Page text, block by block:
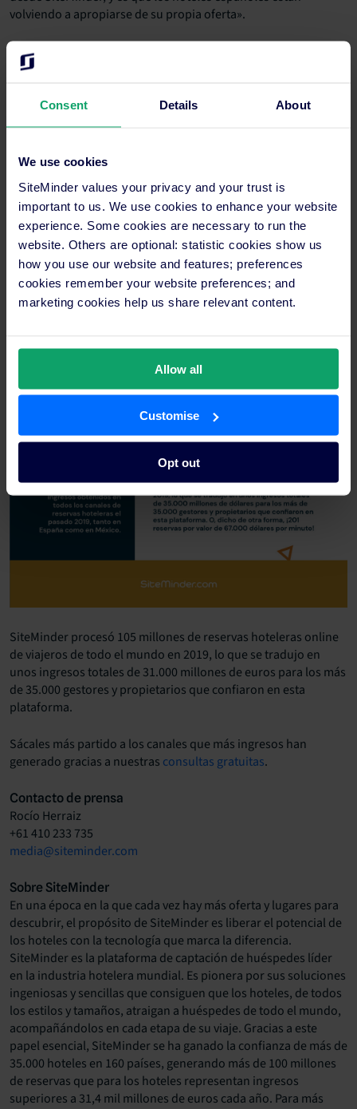
Consent Details About
We use cookies
SiteMinder values your privacy and your trust is
important to us. We use cookies to enhance your website
experience. Some cookies are necessary to run the
website. Others are optional: statistic cookies show us
how you use our website and features; preferences
cookies remember your website preferences; and
marketing cookies help us share relevant content.
Allow all
Customise
Opt out
volviendo a apropiarse de su propia oferta».
SiteMinder procesó 105 millones de reservas hoteleras online
de viajeros de todo el mundo en 2019, lo que se tradujo en
unos ingresos totales de 31.000 millones de euros para los más
de 35.000 gestores y propietarios que confiaron en esta
plataforma.
Sácales más partido a los canales que más ingresos han
generado gracias a nuestras consultas gratuitas.
Contacto de prensa
Rocío Herraiz
+61 410 233 735
media@siteminder.com
Sobre SiteMinder
En una época en la que cada vez hay más oferta y lugares para
descubrir, el propósito de SiteMinder es liberar el potencial de
los hoteles con la tecnología que marca la diferencia.
SiteMinder es la plataforma de captación de huéspedes líder
en la industria hotelera mundial. Es pionera por sus soluciones
ingeniosas y sencillas que consiguen que los hoteles, de todos
los estilos y tamaños, atraigan a huéspedes de todo el mundo,
acompañándolos en cada etapa de su viaje. Gracias a este
papel esencial, SiteMinder se ha ganado la confianza de más de
35.000 hoteles en 160 países, generando más de 100 millones
de reservas que para los hoteles representan ingresos
superiores a 31,4 mil millones de euros cada año. Para más